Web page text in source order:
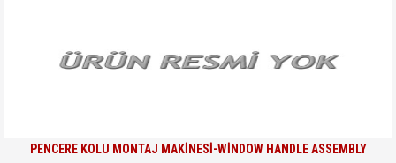
PENCERE KOLU MONTAJ MAKINESI-WINDOW HANDLE ASSEMBLY